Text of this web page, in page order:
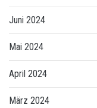
Juni 2024
Mai 2024
April 2024
März 2024